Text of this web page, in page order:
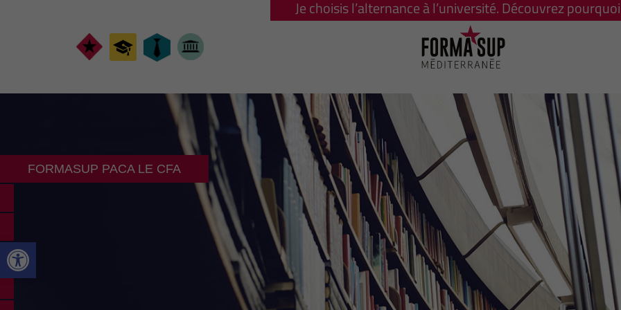
Ouvrir la barre d’outils
Je choisis l’alternance à l’université. Découvrez
FORMASUP PACA LE CFA